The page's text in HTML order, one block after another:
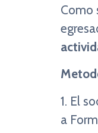
Como
1. El
a